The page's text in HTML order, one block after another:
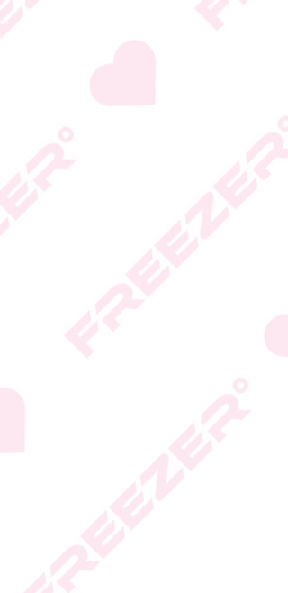
המידע המעודכן מופיע על
* טעות סופר בתיאור המוצר